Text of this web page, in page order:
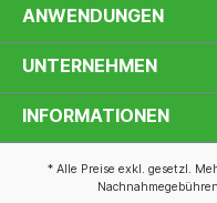
ANWENDUNGEN
UNTERNEHMEN
INFORMATIONEN
* Alle Preise exkl. gesetzl.